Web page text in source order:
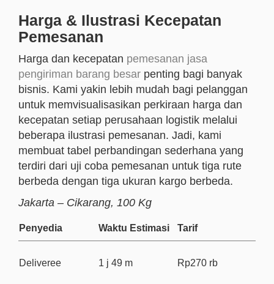
Harga & Ilustrasi Kecepatan
Pemesanan
Harga dan kecepatan pemesanan jasa
pengiriman barang besar penting bagi banyak
bisnis. Kami yakin lebih mudah bagi pelanggan
untuk memvisualisasikan perkiraan harga dan
kecepatan setiap perusahaan logistik melalui
beberapa ilustrasi pemesanan. Jadi, kami
membuat tabel perbandingan sederhana yang
terdiri dari uji coba pemesanan untuk tiga rute
berbeda dengan tiga ukuran kargo berbeda.
Jakarta – Cikarang, 100 Kg
Penyedia Waktu Estimasi Tarif
Deliveree 1 j 49 m Rp270 rb